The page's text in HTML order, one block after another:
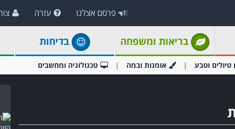
פרסם אצלנו עזרה
בריאות ומשפחה בדיחות
טיולים וטבע אומנות ובמה טכנולוגיה ומחשבים